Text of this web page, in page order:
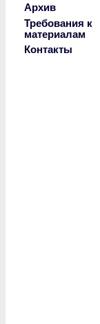
Архив
Требования к
материалам
Контакты